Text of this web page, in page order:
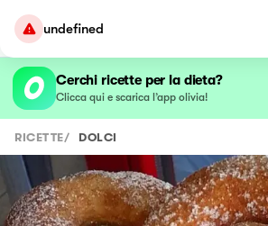
Cerchi ricette per la dieta?
Clicca qui e scarica l’app olivia!
RICETTE/ DOLCI